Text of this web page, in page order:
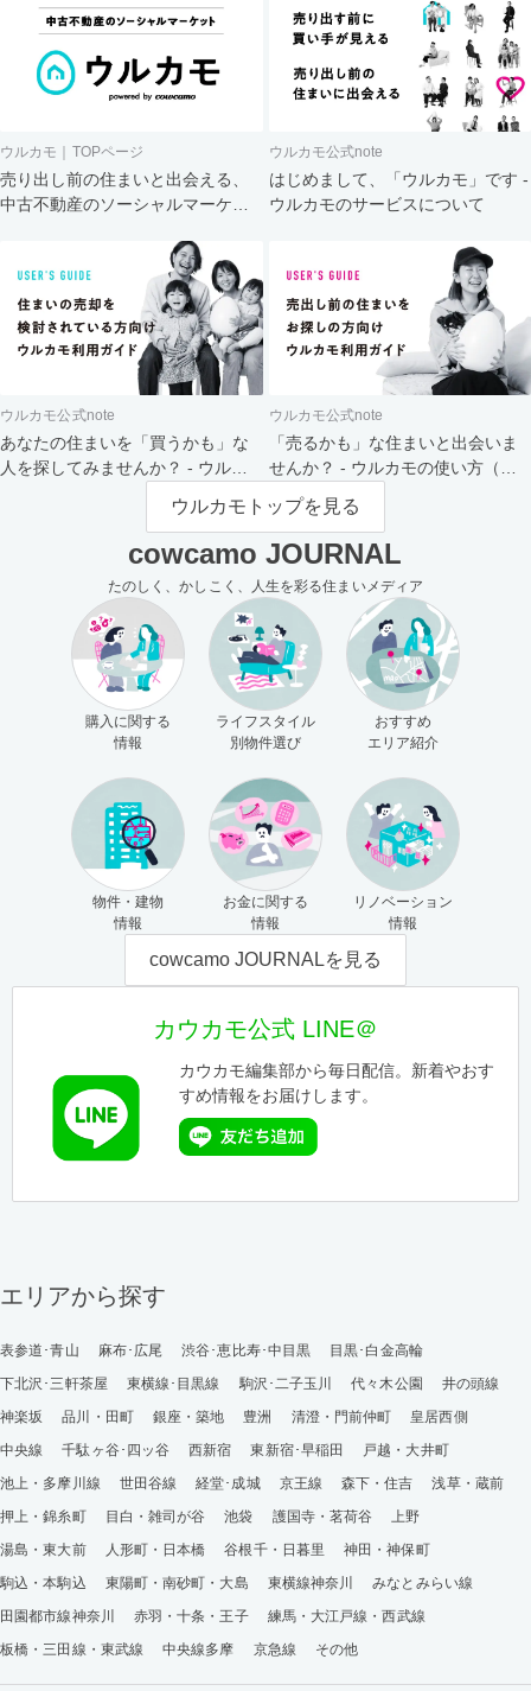
ウルカモ｜TOPページ
売り出し前の住まいと出会える、
中古不動産のソーシャルマーケッ
ウルカモ公式note
はじめまして、「ウルカモ」です -
ウルカモのサービスについて
ウルカモ公式note
あなたの住まいを「買うかも」な
人を探してみませんか？ - ウルカ
ウルカモ公式note
「売るかも」な住まいと出会いま
せんか？ - ウルカモの使い方（買
主さま向け）
ウルカモトップを見る
cowcamo JOURNAL
たのしく、かしこく、人生を彩る住まいメディア
購入に関する
情報
ライフスタイル
別物件選び
おすすめ
エリア紹介
物件・建物
情報
お金に関する
情報
リノベーション
情報
cowcamo JOURNALを見る
カウカモ公式 LINE＠
カウカモ編集部から毎日配信。新着やおす
すめ情報をお届けします。
エリアから探す
表参道･青山 麻布･広尾 渋谷･恵比寿･中目黒
目黒･白金高輪
下北沢･三軒茶屋
東横線･目黒線 駒沢･二子玉川 代々木公園
井の頭線
神楽坂
品川・田町 銀座・築地 豊洲 清澄・門前仲町
皇居西側
中央線
千駄ヶ谷･四ッ谷 西新宿 東新宿･早稲田
戸越・大井町
池上・多摩川線
世田谷線 経堂･成城 京王線 森下・住吉
浅草・蔵前
押上・錦糸町
目白・雑司が谷 池袋 護国寺・茗荷谷
上野
湯島・東大前
人形町・日本橋 谷根千・日暮里
神田・神保町
駒込・本駒込
東陽町・南砂町・大島 東横線神奈川
みなとみらい線
田園都市線神奈川
赤羽・十条・王子
練馬・大江戸線・西武線
板橋・三田線・東武線
中央線多摩 京急線 その他